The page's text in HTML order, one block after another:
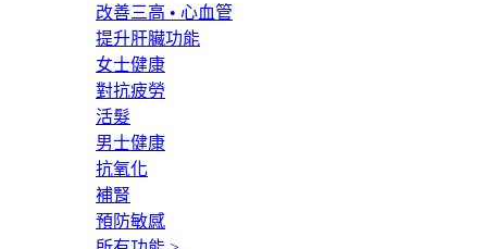
改善三高 • 心血管
提升肝臟功能
女士健康
對抗疲勞
活髮
男士健康
抗氧化
補腎
預防敏感